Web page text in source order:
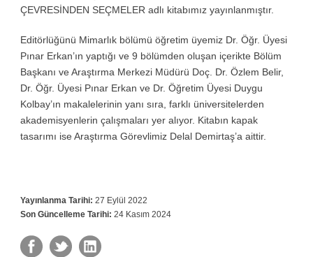
ÇEVRESİNDEN SEÇMELER adlı kitabımız yayınlanmıştır.
Editörlüğünü Mimarlık bölümü öğretim üyemiz Dr. Öğr. Üyesi
Pınar Erkan’ın yaptığı ve 9 bölümden oluşan içerikte Bölüm
Başkanı ve Araştırma Merkezi Müdürü Doç. Dr. Özlem Belir,
Dr. Öğr. Üyesi Pınar Erkan ve Dr. Öğretim Üyesi Duygu
Kolbay’ın makalelerinin yanı sıra, farklı üniversitelerden
akademisyenlerin çalışmaları yer alıyor. Kitabın kapak
tasarımı ise Araştırma Görevlimiz Delal Demirtaş’a aittir.
Yayınlanma Tarihi: 27 Eylül 2022
Son Güncelleme Tarihi: 24 Kasım 2024